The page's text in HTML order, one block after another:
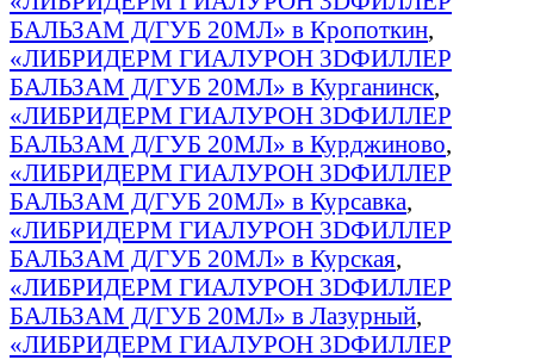
БАЛЬЗАМ Д/ГУБ 20МЛ» в Кропоткин,
«ЛИБРИДЕРМ ГИАЛУРОН 3DФИЛЛЕР
БАЛЬЗАМ Д/ГУБ 20МЛ» в Курганинск,
«ЛИБРИДЕРМ ГИАЛУРОН 3DФИЛЛЕР
БАЛЬЗАМ Д/ГУБ 20МЛ» в Курджиново,
«ЛИБРИДЕРМ ГИАЛУРОН 3DФИЛЛЕР
БАЛЬЗАМ Д/ГУБ 20МЛ» в Курсавка,
«ЛИБРИДЕРМ ГИАЛУРОН 3DФИЛЛЕР
БАЛЬЗАМ Д/ГУБ 20МЛ» в Курская,
«ЛИБРИДЕРМ ГИАЛУРОН 3DФИЛЛЕР
БАЛЬЗАМ Д/ГУБ 20МЛ» в Лазурный,
«ЛИБРИДЕРМ ГИАЛУРОН 3DФИЛЛЕР